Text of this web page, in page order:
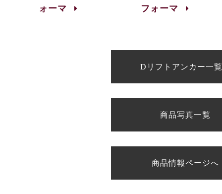
ォーマ
フォーマ
Dリフトアンカー一
商品写真一覧
商品情報ページへ